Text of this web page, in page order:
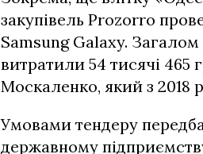
закупівель Prozorro
Samsung Galaxy.
витратили 54 тисячі 465
Москаленко, який з 2018
Умовами тендеру
державному